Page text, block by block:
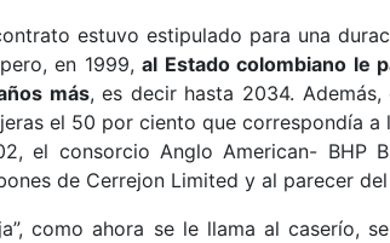
estuvo estipulado para una
en 1999,al Estado colombiano le
más, es decir hasta 2034.
el 50 por ciento que correspondía
el consorcio Anglo American- BHP
de Cerrejon Limited y al parecer
como ahora se le llama al caserío,